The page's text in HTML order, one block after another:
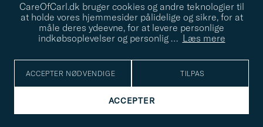
CareOfCarl.dk bruger cookies og andre teknologier til
at holde vores hjemmesider pålidelige og sikre, for at
måle deres ydeevne, for at levere personlige
indkøbsoplevelser og personlig … Læs mere
ACCEPTER NØDVENDIGE TILPAS
ACCEPTER
info@careofcarl.dk
Behøver du hjælp til at finde din stil? Lad os hjælpe dig, vi hjælper
gerne til!
STILRÅD